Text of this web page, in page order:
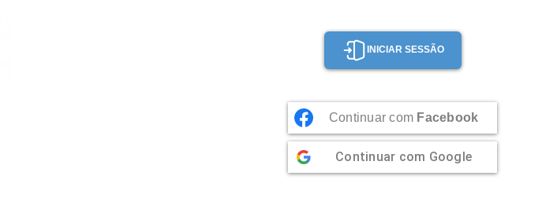
INICIAR SESSÃO
Continuar com Facebook
Continuar com Google